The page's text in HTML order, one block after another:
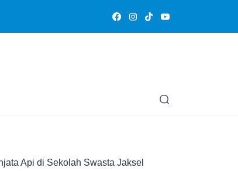
Edukasi
Api di Sekolah Swasta Jaksel